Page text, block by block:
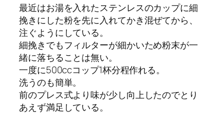
最近はお湯を入れたステンレスのカップに細
挽きにした粉を先に入れてかき混ぜてから、
注ぐようにしている。
細挽きでもフィルターが細かいため粉末が一
緒に落ちることは無い。
一度に500ccコップ1杯分程作れる。
洗うのも簡単。
前のプレス式より味が少し向上したのでとり
あえず満足している。